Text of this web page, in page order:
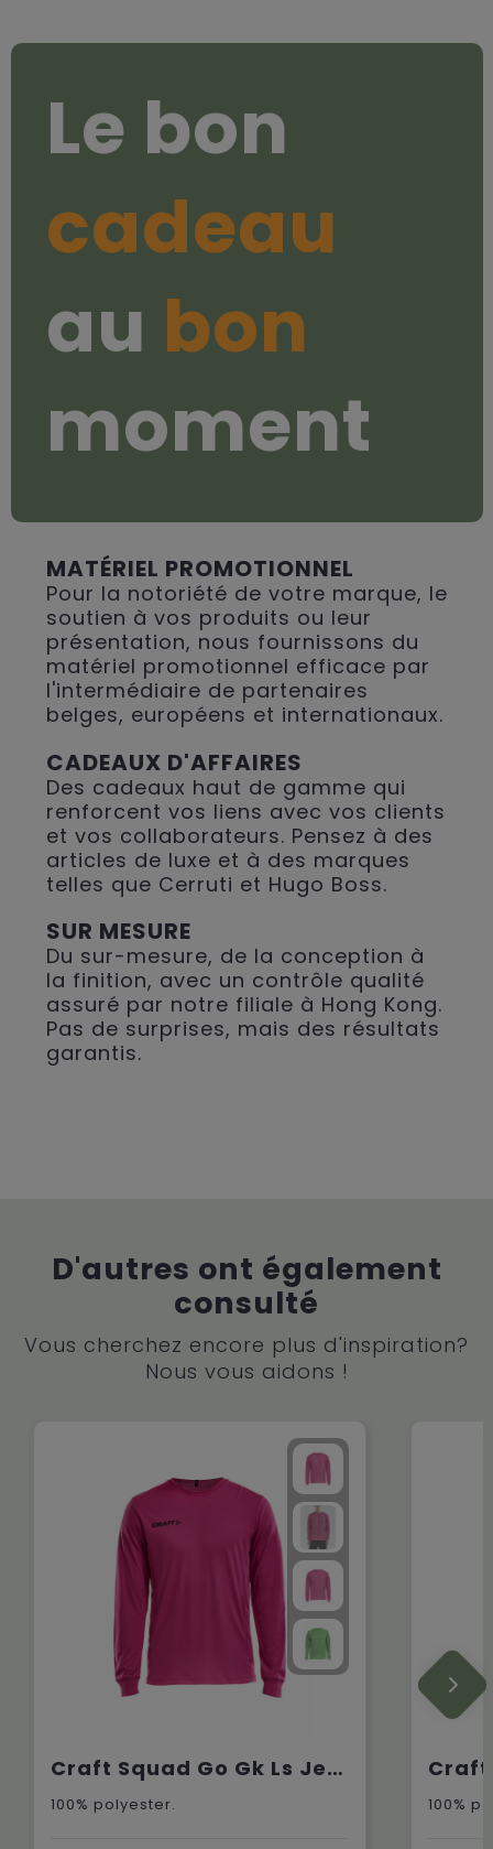
Le bon
cadeau
au bon
moment
MATÉRIEL PROMOTIONNEL
Pour la notoriété de votre marque, le
soutien à vos produits ou leur
présentation, nous fournissons du
matériel promotionnel efficace par
l'intermédiaire de partenaires
belges, européens et internationaux.
CADEAUX D'AFFAIRES
Des cadeaux haut de gamme qui
renforcent vos liens avec vos clients
et vos collaborateurs. Pensez à des
articles de luxe et à des marques
telles que Cerruti et Hugo Boss.
SUR MESURE
Du sur-mesure, de la conception à
la finition, avec un contrôle qualité
assuré par notre filiale à Hong Kong.
Pas de surprises, mais des résultats
garantis.
D'autres ont également
consulté
Vous cherchez encore plus d'inspiration?
Nous vous aidons !
Craft Squad Go Gk Ls Jersey M
100% polyester. 100%